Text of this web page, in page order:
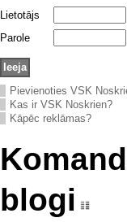
Lietotājs
Parole
Pievienoties VSK
Kas ir VSK Noskrien?
Kāpēc reklāmas?
blogi